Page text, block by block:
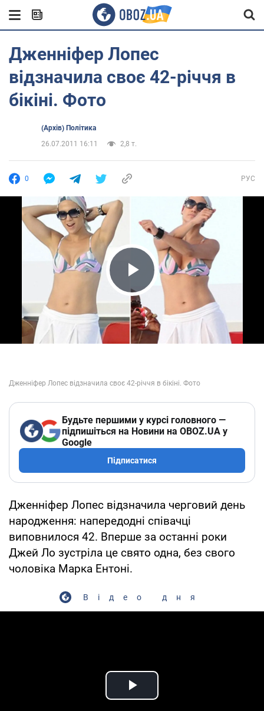
Дженніфер Лопес
відзначила своє 42-річчя в
бікіні. Фото
(Архів) Політика
26.07.2011 16:11
2,8 т.
0 РУС
Play Video
Будьте першими у курсі головного —
підпишіться на Новини на OBOZ.UA у
Google
Підписатися
Дженніфер Лопес відзначила черговий день
народження: напередодні співачці
виповнилося 42. Вперше за останні роки
Джей Ло зустріла це свято одна, без свого
чоловіка Марка Ентоні.
Відео дня
Play Video